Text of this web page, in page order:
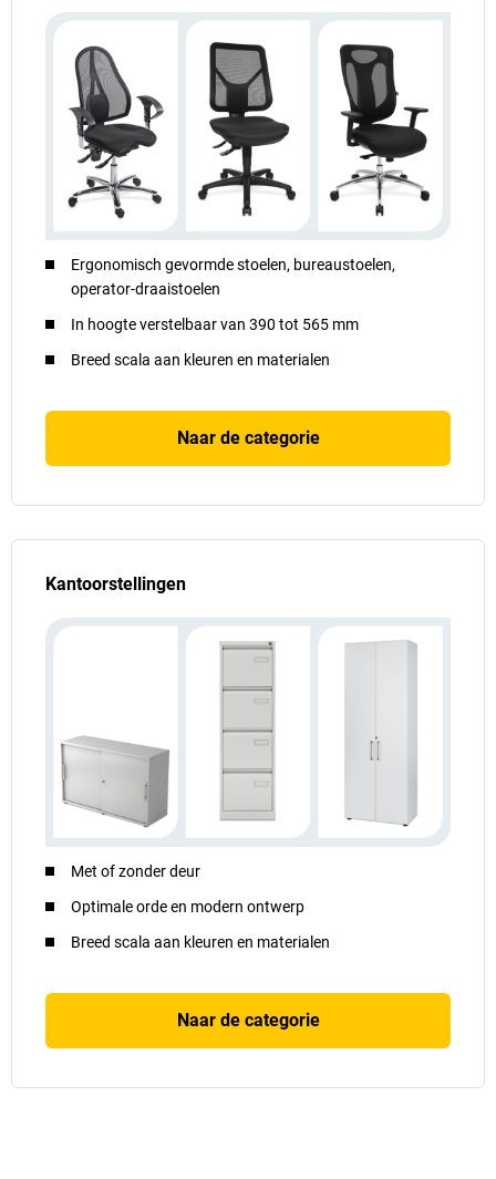
Ergonomisch gevormde stoelen, bureaustoelen,
operator-draaistoelen
In hoogte verstelbaar van 390 tot 565 mm
Breed scala aan kleuren en materialen
Naar de categorie
Kantoorstellingen
Met of zonder deur
Optimale orde en modern ontwerp
Breed scala aan kleuren en materialen
Naar de categorie